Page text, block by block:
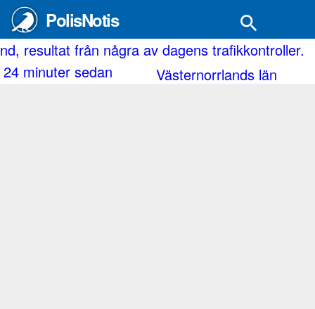
PolisNotis
resultat från några av dagens trafikkontroller.
24 minuter sedan
Västernorrlands län